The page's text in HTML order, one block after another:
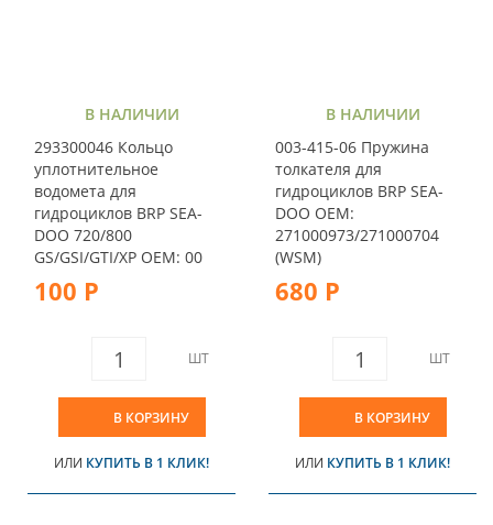
В НАЛИЧИИ
293300046 Кольцо
уплотнительное
водомета для
гидроциклов BRP SEA-
DOO 720/800
GS/GSI/GTI/XP OEM: 00
100 Р
ШТ
В КОРЗИНУ
ИЛИ КУПИТЬ В 1 КЛИК!
В НАЛИЧИИ
003-415-06 Пружина
толкателя для
гидроциклов BRP SEA-
DOO OEM:
271000973/271000704
(WSM)
680 Р
ШТ
В КОРЗИНУ
ИЛИ КУПИТЬ В 1 КЛИК!